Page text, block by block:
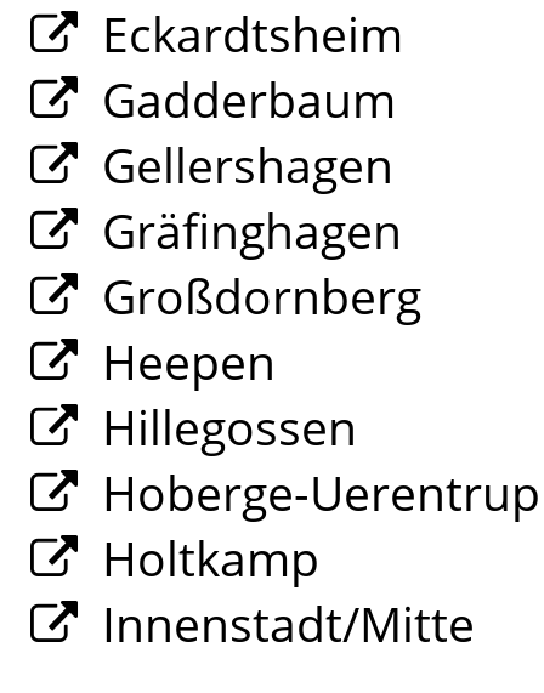
Eckardtsheim
Gadderbaum
Gellershagen
Gräfinghagen
Großdornberg
Heepen
Hillegossen
Hoberge-Uerentrup
Holtkamp
Innenstadt/Mitte